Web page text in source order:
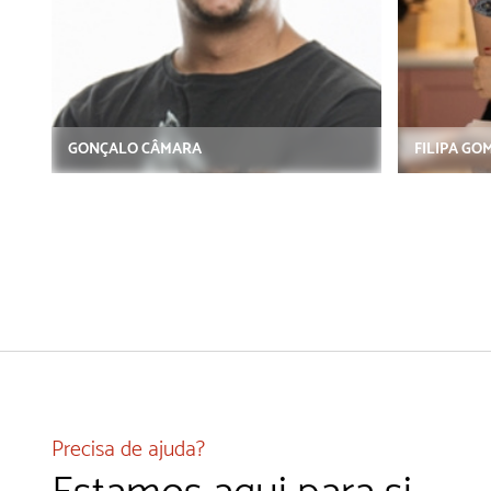
GONÇALO CÂMARA FILIPA
Precisa de ajuda?